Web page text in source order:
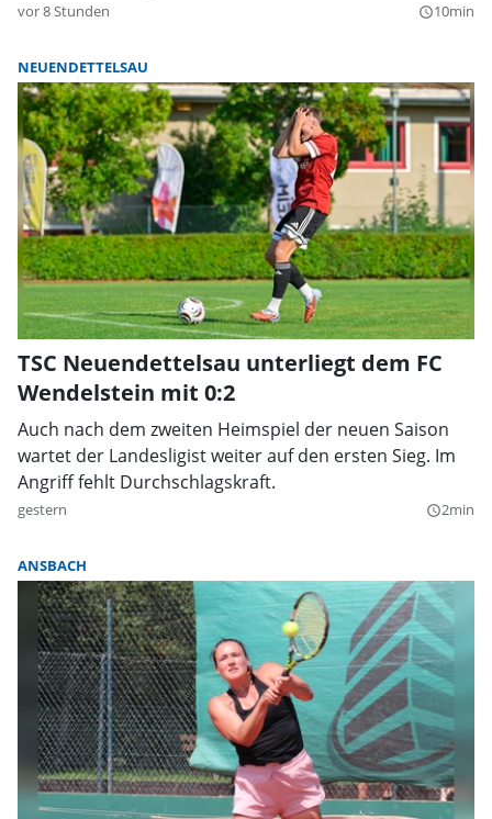
vor 8 Stunden query_builder10min
NEUENDETTELSAU
TSC Neuendettelsau unterliegt dem FC
Wendelstein mit 0:2
Auch nach dem zweiten Heimspiel der neuen Saison
wartet der Landesligist weiter auf den ersten Sieg. Im
Angriff fehlt Durchschlagskraft.
gestern query_builder2min
ANSBACH